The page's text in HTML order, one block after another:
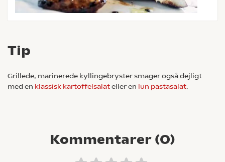
Tip
Grillede, marinerede kyllingebryster smager også dejligt
med en klassisk kartoffelsalateller en lun pastasalat.
Kommentarer (0)